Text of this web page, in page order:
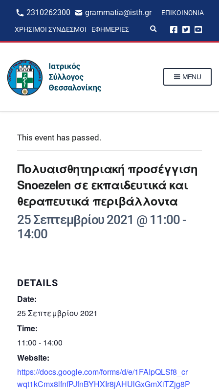
2310262300 grammatia@isth.gr ΕΠΙΚΟΙΝΩΝΊΑ
ΧΡΉΣΙΜΟΙ ΣΎΝΔΕΣΜΟΙ ΕΦΗΜΕΡΊΕΣ
p
MENU
This event has passed.
Πολυαισθητηριακή προσέγγιση
Snoezelen σε εκπαιδευτικά και
θεραπευτικά περιβάλλοντα
25 Σεπτεμβρίου 2021 @ 11:00-
14:00
DETAILS
Date:
25 Σεπτεμβρίου 2021
Time:
11:00 - 14:00
Website:
https://docs.google.com/forms/d/e/1FAIpQLSf8_cr
wqt1kCmx8lfnfPJfnBYHXIr8jAHUlGxGmXiTZjg8P